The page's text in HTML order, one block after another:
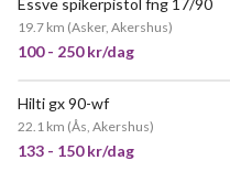
Essve spikerpistol fng 17/90
19.7 km (Asker, Akershus)
100 - 250 kr/dag
Hilti gx 90-wf
22.1 km (Ås, Akershus)
133 - 150 kr/dag